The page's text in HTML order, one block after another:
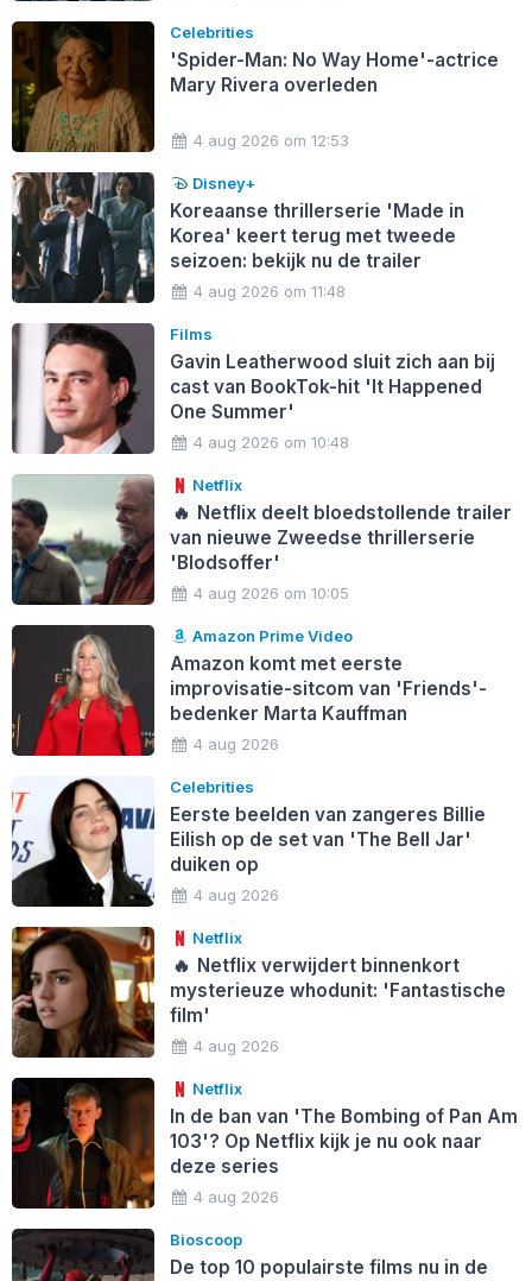
Celebrities
'Spider-Man: No Way Home'-actrice
Mary Rivera overleden
4 aug 2026 om 12:53
Disney+
Koreaanse thrillerserie 'Made in
Korea' keert terug met tweede
seizoen: bekijk nu de trailer
4 aug 2026 om 11:48
Films
Gavin Leatherwood sluit zich aan bij
cast van BookTok-hit 'It Happened
One Summer'
4 aug 2026 om 10:48
Netflix
🔥 Netflix deelt bloedstollende trailer
van nieuwe Zweedse thrillerserie
'Blodsoffer'
4 aug 2026 om 10:05
Amazon Prime Video
Amazon komt met eerste
improvisatie-sitcom van 'Friends'-
bedenker Marta Kauffman
4 aug 2026
Celebrities
Eerste beelden van zangeres Billie
Eilish op de set van 'The Bell Jar'
duiken op
4 aug 2026
Netflix
🔥 Netflix verwijdert binnenkort
mysterieuze whodunit: 'Fantastische
film'
4 aug 2026
Netflix
In de ban van 'The Bombing of Pan Am
103'? Op Netflix kijk je nu ook naar
deze series
4 aug 2026
Bioscoop
De top 10 populairste films nu in de